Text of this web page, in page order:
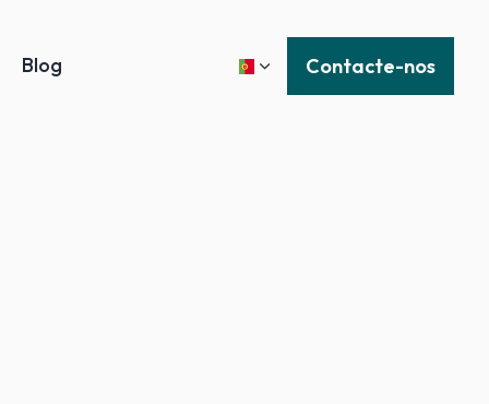
Blog Contacte-nos